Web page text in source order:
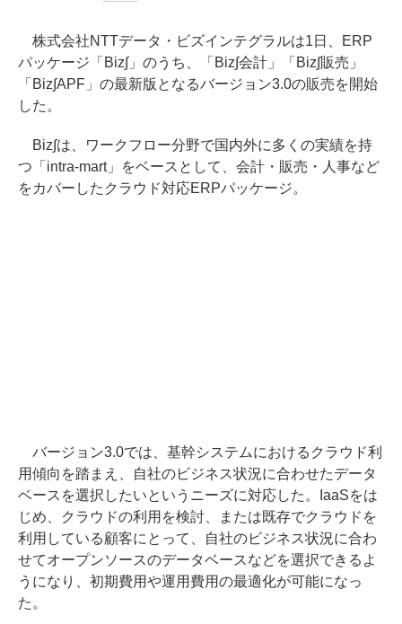
株式会社NTTデータ・ビズインテグラルは1日、ERP
パッケージ「Biz∫」のうち、「Biz∫会計」「Biz∫販売」
「Biz∫APF」の最新版となるバージョン3.0の販売を開始
した。
Biz∫は、ワークフロー分野で国内外に多くの実績を持
つ「intra-mart」をベースとして、会計・販売・人事など
をカバーしたクラウド対応ERPパッケージ。
バージョン3.0では、基幹システムにおけるクラウド利
用傾向を踏まえ、自社のビジネス状況に合わせたデータ
ベースを選択したいというニーズに対応した。IaaSをは
じめ、クラウドの利用を検討、または既存でクラウドを
利用している顧客にとって、自社のビジネス状況に合わ
せてオープンソースのデータベースなどを選択できるよ
うになり、初期費用や運用費用の最適化が可能になっ
た。